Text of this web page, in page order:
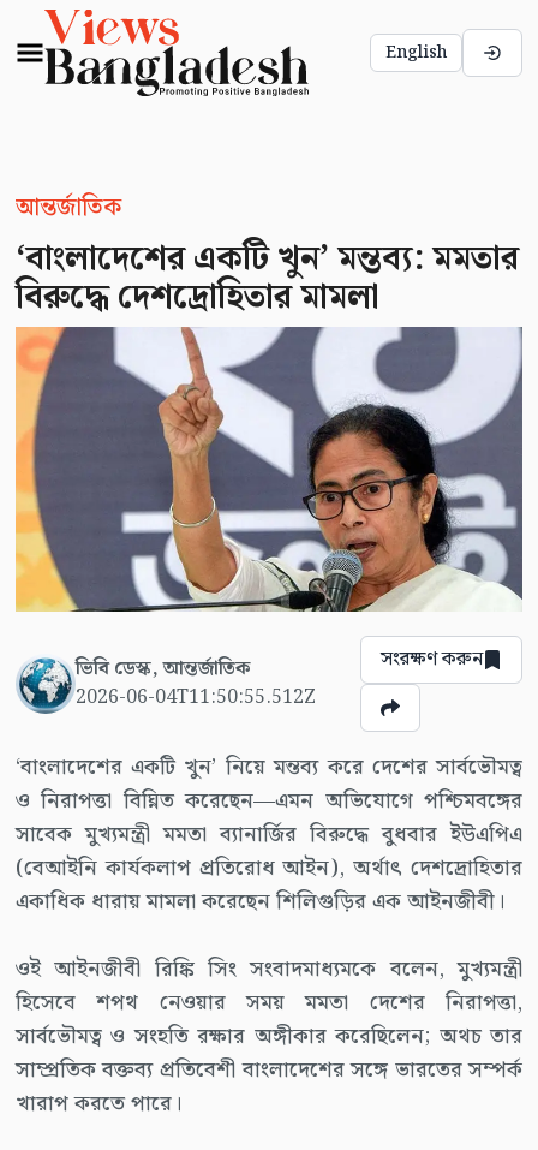
English
আন্তর্জাতিক
‘বাংলাদেশের একটি খুন’ মন্তব্য: মমতার
বিরুদ্ধে দেশদ্রোহিতার মামলা
ভিবি ডেস্ক, আন্তর্জাতিক
2026-06-04T11:50:55.512Z
সংরক্ষণ করুন
‘বাংলাদেশের একটি খুন’ নিয়ে মন্তব্য করে দেশের সার্বভৌমত্ব
ও নিরাপত্তা বিঘ্নিত করেছেন—এমন অভিযোগে পশ্চিমবঙ্গের
সাবেক মুখ্যমন্ত্রী মমতা ব্যানার্জির বিরুদ্ধে বুধবার ইউএপিএ
(বেআইনি কার্যকলাপ প্রতিরোধ আইন), অর্থাৎ দেশদ্রোহিতার
একাধিক ধারায় মামলা করেছেন শিলিগুড়ির এক আইনজীবী।
ওই আইনজীবী রিঙ্কি সিং সংবাদমাধ্যমকে বলেন, মুখ্যমন্ত্রী
হিসেবে শপথ নেওয়ার সময় মমতা দেশের নিরাপত্তা,
সার্বভৌমত্ব ও সংহতি রক্ষার অঙ্গীকার করেছিলেন; অথচ তার
সাম্প্রতিক বক্তব্য প্রতিবেশী বাংলাদেশের সঙ্গে ভারতের সম্পর্ক
খারাপ করতে পারে।